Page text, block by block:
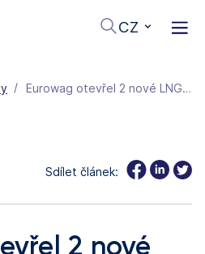
CZ
Eurowag otevřel 2 nové LNG stanice, v Česku je jich nyní celkem 7
Sdílet článek:
2 nové